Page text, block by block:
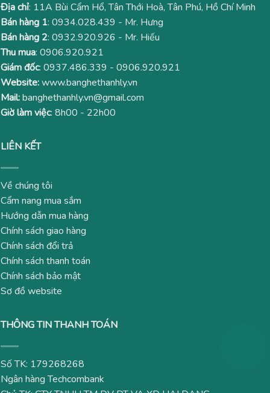
Địa chỉ: 11A Bùi Cẩm Hổ, Tân Thới Hoà, Tân Phú, Hồ Chí Minh
Bán hàng 1: 0934.028.439 - Mr. Hưng
Bán hàng 2: 0932.920.926 - Mr. Hiếu
Thu mua: 0906.920.921
Giám đốc: 0937.486.339 - 0906.920.921
Website:www.banghethanhly.vn
Mail:banghethanhly.vn@gmail.com
Giờ làm việc: 8h00 - 22h00
LIÊN KẾT
Về chúng tôi
Cẩm nang mua sắm
Hướng dẫn mua hàng
Chính sách giao hàng
Chính sách đổi trả
Chính sách thanh toán
Chính sách bảo mật
Sơ đồ website
THÔNG TIN THANH TOÁN
Số TK: 179268268
Ngân hàng Techcombank